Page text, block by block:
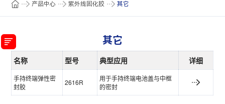
产品中心 紫外线固化胶 其它
其它
名称 型号 典型应用 详细
手持终端弹性密
封胶
2616R
用于手持终端电池盖与中框
的密封